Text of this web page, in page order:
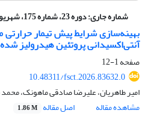
شماره جاری:دوره 23، شماره 175، شهریور 1405
بهینه‌سازی شرایط پیش تیمار حرارتی
آنتی‌اکسیدانی پروتئین هیدرولیز
صفحه1-12
10.48311/fsct.2026.83632.0
امیر طاهریان، علیرضا صادقی ماهونک، محمد
مشاهده مقاله
اصل مقاله 1.86 M